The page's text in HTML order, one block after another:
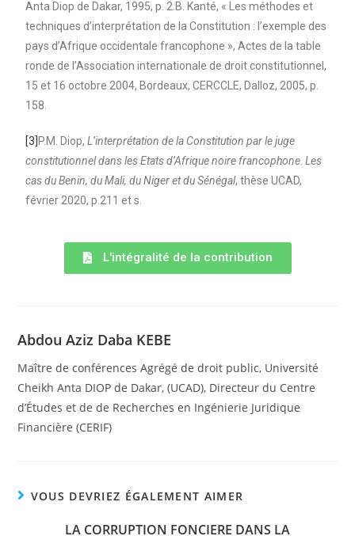
Anta Diop de Dakar, 1995, p. 2.B. Kanté, « Les méthodes et
techniques d’interprétation de la Constitution : l’exemple des
pays d’Afrique occidentale francophone », Actes de la table
ronde de l’Association internationale de droit constitutionnel,
15 et 16 octobre 2004, Bordeaux, CERCCLE, Dalloz, 2005, p.
158.
[3] P.M. Diop,L’interprétation de la Constitution par le juge
constitutionnel dans les Etats d’Afrique noire francophone .Les
cas du Benin, du Mali, du Niger et du Sénégal, thèse UCAD,
février 2020, p.211 et s.
L'intégralité de la contribution
Abdou Aziz Daba KEBE
Maître de conférences Agrégé de droit public, Université
Cheikh Anta DIOP de Dakar, (UCAD), Directeur du Centre
d’Études et de de Recherches en Ingénierie Juridique
Financière (CERIF)
VOUS DEVRIEZ ÉGALEMENT AIMER
LA CORRUPTION FONCIERE DANS LA